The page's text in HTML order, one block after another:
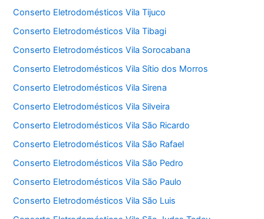
Conserto Eletrodomésticos Vila Tijuco
Conserto Eletrodomésticos Vila Tibagi
Conserto Eletrodomésticos Vila Sorocabana
Conserto Eletrodomésticos Vila Sítio dos Morros
Conserto Eletrodomésticos Vila Sirena
Conserto Eletrodomésticos Vila Silveira
Conserto Eletrodomésticos Vila São Ricardo
Conserto Eletrodomésticos Vila São Rafael
Conserto Eletrodomésticos Vila São Pedro
Conserto Eletrodomésticos Vila São Paulo
Conserto Eletrodomésticos Vila São Luis